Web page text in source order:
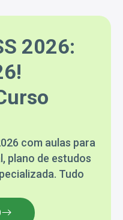
2026:
com aulas para
plano de estudos
Tudo